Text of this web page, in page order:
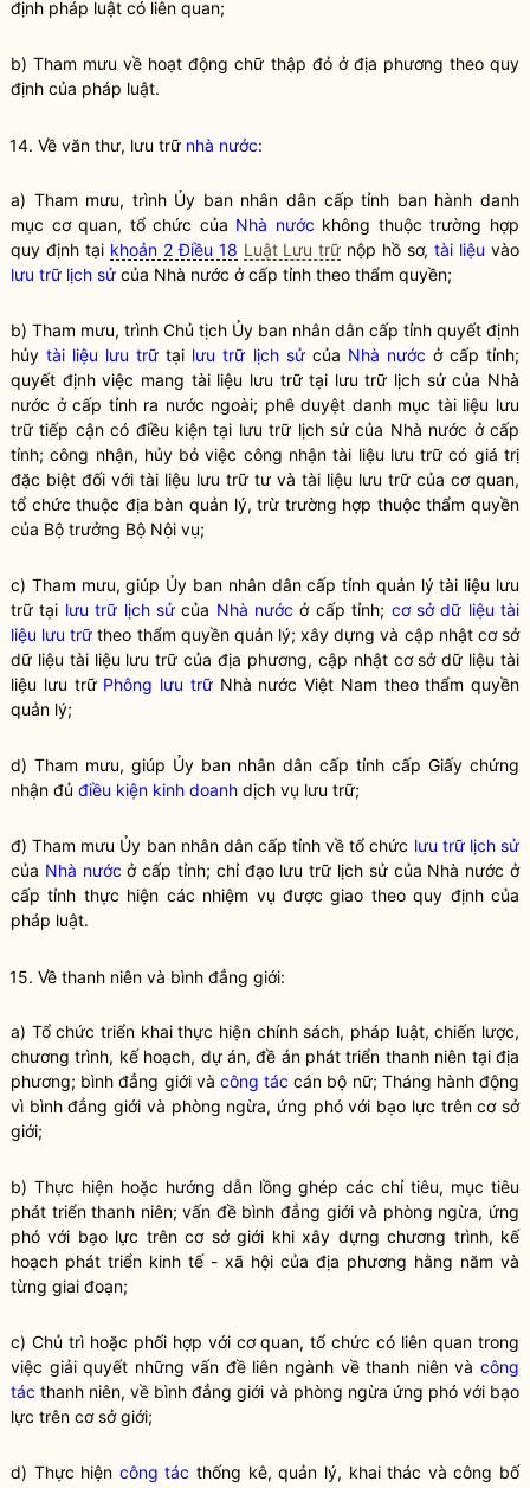
định pháp luật có liên quan;
b) Tham mưu về hoạt động chữ thập đỏ ở địa phương theo quy
định của pháp luật.
14. Về văn thư, lưu trữ nhà nước:
a) Tham mưu, trình Ủy ban nhân dân cấp tỉnh ban hành danh
mục cơ quan, tổ chức của Nhà nước không thuộc trường hợp
quy định tại khoản 2 Điều 18 Luật Lưu trữ nộp hồ sơ,tài liệu vào
lưu trữ lịch sử của Nhà nước ở cấp tỉnh theo thẩm quyền;
b) Tham mưu, trình Chủ tịch Ủy ban nhân dân cấp tỉnh quyết định
hủytài liệu lưu trữ tại lưu trữ lịch sửcủa Nhà nước ở cấp tỉnh;
quyết định việc mang tài liệu lưu trữtại lưu trữ lịch sửcủa Nhà
nước ở cấp tỉnh ra nước ngoài; phê duyệt danh mục tài liệu lưu
trữ tiếp cận có điều kiện tại lưu trữ lịch sử của Nhà nước ở cấp
tỉnh; công nhận, hủy bỏ việc công nhậntài liệu lưu trữ có giá trị
đặc biệt đối với tài liệu lưu trữ tư và tài liệu lưu trữ của cơ quan,
tổ chức thuộc địa bàn quản lý, trừ trường hợp thuộc thẩmquyền
của Bộ trưởng Bộ Nội vụ;
c) Tham mưu, giúp Ủy ban nhân dân cấp tỉnh quản lý tài liệu lưu
trữ tại lưu trữ lịch sửcủa Nhà nước ở cấp tỉnh; cơ sở dữ liệu tài
liệu lưu trữ theo thẩm quyềnquản lý; xây dựng và cập nhật cơ sở
dữ liệu tài liệu lưu trữ của địa phương, cập nhật cơ sở dữ liệu tài
liệu lưu trữ Phông lưu trữ Nhà nước Việt Nam theo thẩm quyền
quản lý;
d) Tham mưu, giúp Ủy ban nhân dân cấp tỉnh cấp Giấy chứng
nhận đủ điều kiện kinh doanh dịch vụ lưu trữ;
đ) Tham mưu Ủy ban nhân dân cấp tỉnh về tổ chức lưu trữ lịch sử
của Nhà nước ở cấp tỉnh; chỉ đạo lưu trữ lịch sửcủa Nhà nước ở
cấp tỉnh thực hiện các nhiệm vụ được giao theo quy định của
pháp luật.
15. Về thanh niên và bình đẳng giới:
a) Tổ chức triển khai thực hiện chính sách, pháp luật, chiến lược,
chương trình, kế hoạch, dự án, đề án phát triển thanh niên tại địa
phương; bình đẳng giới và công tác cán bộ nữ; Tháng hành động
vì bình đẳng giới và phòng ngừa, ứng phó với bạo lực trên cơ sở
giới;
b) Thực hiện hoặc hướng dẫn lồng ghép các chỉ tiêu, mục tiêu
phát triển thanh niên; vấn đề bình đẳng giới và phòng ngừa, ứng
phó với bạo lực trên cơ sở giới khi xây dựng chương trình, kế
hoạch phát triển kinh tế - xã hội của địa phương hằng năm và
từng giai đoạn;
c) Chủ trì hoặc phối hợp với cơ quan, tổ chức có liên quan trong
việc giải quyết những vấn đề liên ngành về thanh niên và công
tác thanh niên, về bình đẳng giới và phòng ngừa ứng phó với bạo
lực trên cơ sở giới;
d) Thực hiện công tác thống kê, quản lý, khai thác và công bố